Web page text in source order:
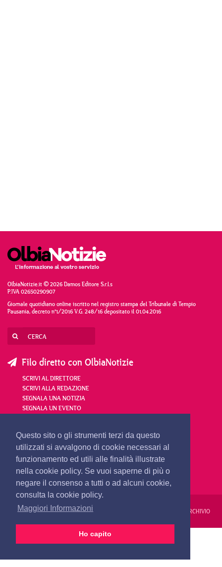
Questo sito o gli strumenti terzi da questo
utilizzati si avvalgono di cookie necessari al
funzionamento ed utili alle finalità illustrate
nella cookie policy. Se vuoi saperne di più o
negare il consenso a tutti o ad alcuni cookie,
consulta la cookie policy.
Maggiori Informazioni
Ho capito
OlbiaNotizie.it © 2026 Damos Editore S.r.l.s
P.IVA 02650290907
Giornale quotidiano online iscritto nel registro stampa del Tribunale di Tempio
Pausania, decreto n°1/2016 V.G. 248/16 depositato il 01.04.2016
Filo diretto con OlbiaNotizie
SCRIVI AL DIRETTORE
SCRIVI ALLA REDAZIONE
SEGNALA UNA NOTIZIA
SEGNALA UN EVENTO
redazione@olbianotizie.it
REDAZIONE PUBBLICITÀ PRIVACY E COOKIES ARCHIVIO
24 ORE VIDEO